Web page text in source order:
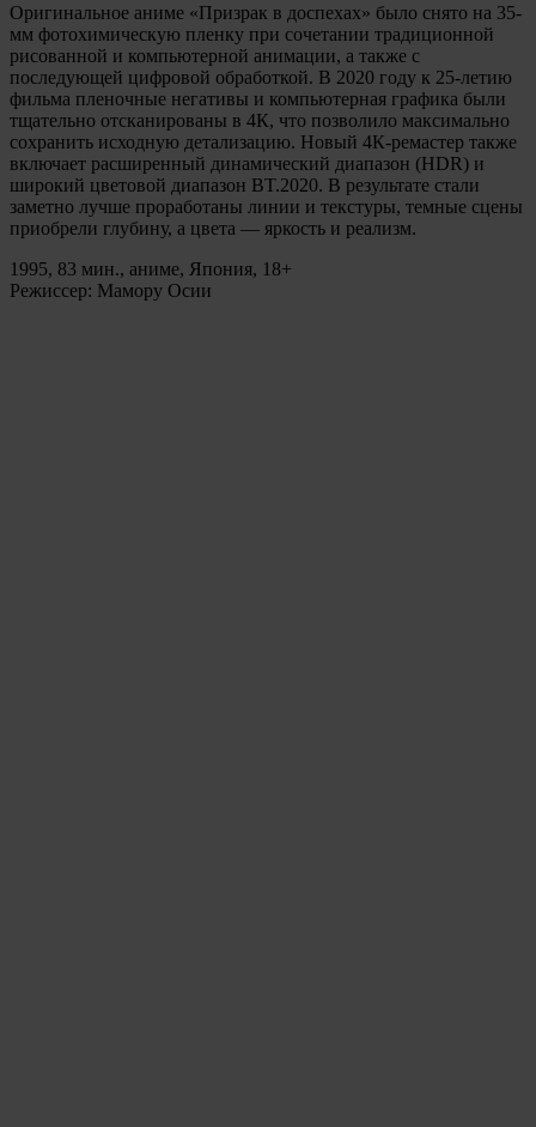
Оригинальное аниме «Призрак в доспехах» было снято на 35-
мм фотохимическую пленку при сочетании традиционной
рисованной и компьютерной анимации, а также с
последующей цифровой обработкой. В 2020 году к 25-летию
фильма пленочные негативы и компьютерная графика были
тщательно отсканированы в 4К, что позволило максимально
сохранить исходную детализацию. Новый 4К-ремастер также
включает расширенный динамический диапазон (HDR) и
широкий цветовой диапазон BT.2020. В результате стали
заметно лучше проработаны линии и текстуры, темные сцены
приобрели глубину, а цвета — яркость и реализм.
1995, 83 мин., аниме, Япония, 18+
Режиссер: Мамору Осии